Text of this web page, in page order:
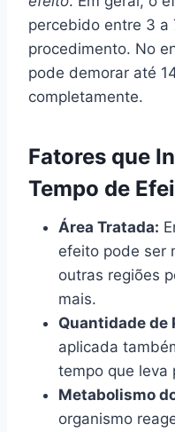
percebido entre 3 a
procedimento. No
pode demorar até
completamente.
Fatores que
Tempo de
Área Tratada:
efeito pode ser
outras regiões
mais.
Quantidade de
aplicada
tempo que leva
Metabolismo
organismo